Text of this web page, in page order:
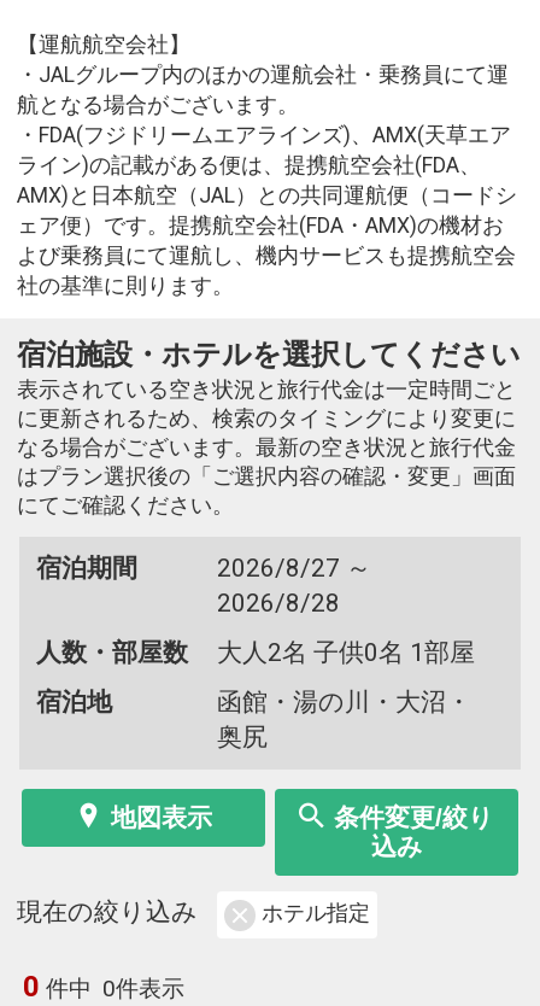
【運航航空会社】
・JALグループ内のほかの運航会社・乗務員にて運
航となる場合がございます。
・FDA(フジドリームエアラインズ)、AMX(天草エア
ライン)の記載がある便は、提携航空会社(FDA、
AMX)と日本航空（JAL）との共同運航便（コードシ
ェア便）です。提携航空会社(FDA・AMX)の機材お
よび乗務員にて運航し、機内サービスも提携航空会
社の基準に則ります。
宿泊施設・ホテルを選択してください
表示されている空き状況と旅行代金は一定時間ごと
に更新されるため、検索のタイミングにより変更に
なる場合がございます。最新の空き状況と旅行代金
はプラン選択後の「ご選択内容の確認・変更」画面
にてご確認ください。
宿泊期間
2026/8/27 ～
2026/8/28
人数・部屋数
大人2名 子供0名 1部屋
宿泊地
函館・湯の川・大沼・
奥尻
地図表示
条件変更/絞り
込み
現在の絞り込み ホテル指定
0 件中 0件表示